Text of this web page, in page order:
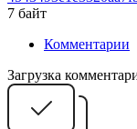
7 байт
Комментарии
Загрузка